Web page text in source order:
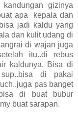
gizinya
apa
kepala dan
jadi kaldu yang
dan kulit udang di
di wajan juga
itu..di rebus
kaldunya. Bisa di
di pakai
pas banget
di buat bubur
buat sarapan.